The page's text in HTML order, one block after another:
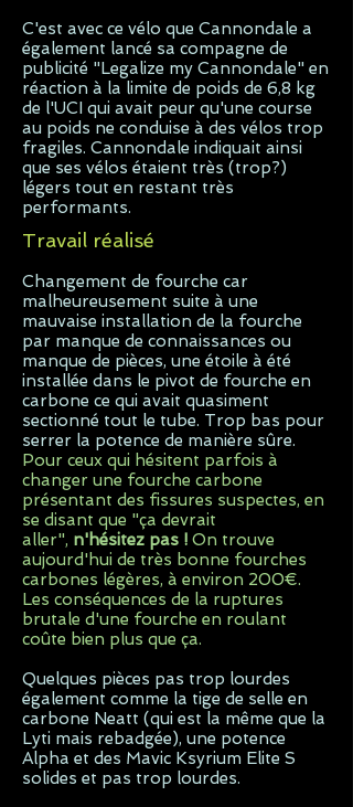
C'est avec ce vélo que Cannondale a
également lancé sa compagne de
publicité "Legalize my Cannondale" en
réaction à la limite de poids de 6,8 kg
de l'UCI qui avait peur qu'une course
au poids ne conduise à des vélos trop
fragiles. Cannondale indiquait ainsi
que ses vélos étaient très (trop?)
légers tout en restant très
performants.
Travail réalisé
Changement de fourche car
malheureusement suite à une
mauvaise installation de la fourche
par manque de connaissances ou
manque de pièces, une étoile à été
installée dans le pivot de fourche en
carbone ce qui avait quasiment
sectionné tout le tube. Trop bas pour
serrer la potence de manière sûre.
Pour ceux qui hésitent parfois à
changer une fourche carbone
présentant des fissures suspectes, en
se disant que "ça devrait
aller", n'hésitez pas ! On trouve
aujourd'hui de très bonne fourches
carbones légères, à environ 200€.
Les conséquences de la ruptures
brutale d'une fourche en roulant
coûte bien plus que ça.
Quelques pièces pas trop lourdes
également comme la tige de selle en
carbone Neatt (qui est la même que la
Lyti mais rebadgée), une potence
Alpha et des Mavic Ksyrium Elite S
solides et pas trop lourdes.